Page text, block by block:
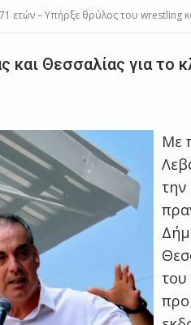
ετών – Υπήρξε θρύλος του wrestling
Θεσσαλίας για το
Με
την